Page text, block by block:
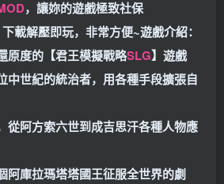
，讓妳的遊戲極致社保
載解壓即玩，非常方便~遊戲介紹：
原度的【君王模擬戰略SLG】遊戲
中世紀的統治者，用各種手段擴張自
從阿方索六世到成吉思汗各種人物應
阿庫拉瑪塔塔國王征服全世界的劇